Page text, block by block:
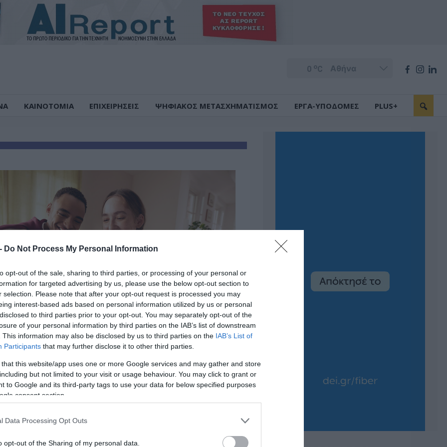
Do Not Process My Personal Information
opt-out of the sale, sharing to third parties, or processing of your personal or
for targeted advertising by us, please use the below opt-out section to
selection. Please note that after your opt-out request is processed you may
interest-based ads based on personal information utilized by us or personal
to third parties prior to your opt-out. You may separately opt-out of the
of your personal information by third parties on the IAB’s list of downstream
This information may also be disclosed by us to third parties on the IAB’s List of
Participants that may further disclose it to other third parties.
that this website/app uses one or more Google services and may gather and store
but not limited to your visit or usage behaviour. You may click to grant or
to Google and its third-party tags to use your data for below specified purposes
consent section.
Data Processing Opt Outs
opt-out of the Sharing of my personal data.
0 oC
ΚΑΙΝΟΤΟΜΙΑ ΕΠΙΧΕΙΡΗΣΕΙΣ ΨΗΦΙΑΚΟΣ ΜΕΤΑΣΧΗΜΑΤΙΣΜΟΣ ΕΡΓΑ-ΥΠΟΔΟΜΕΣ PLUS+